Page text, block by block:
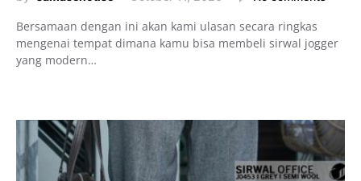
Bersamaan dengan ini akan kami ulasan secara ringkas
mengenai tempat dimana kamu bisa membeli sirwal jogger
yang modern…